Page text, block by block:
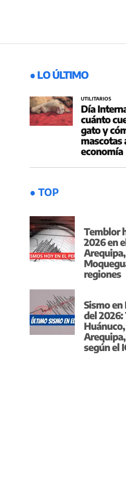
● LO ÚLTIMO
UTILITARIOS
Día
cuánto
gato y
mascotas
economía
● TOP
Temblor
2026 en
regiones
Sismo
del 2026:
según el